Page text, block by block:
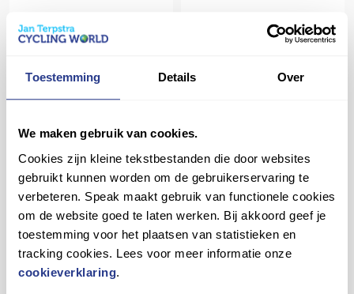
Toestemming Details Over
We maken gebruik van cookies.
Cookies zijn kleine tekstbestanden die door websites
gebruikt kunnen worden om de gebruikerservaring te
verbeteren. Speak maakt gebruik van functionele cookies
om de website goed te laten werken. Bij akkoord geef je
toestemming voor het plaatsen van statistieken en
tracking cookies. Lees voor meer informatie onze
cookieverklaring.
BATAVUS Altura PT Pro
Vergelijk
BATAVUS Finez PT 2026
Vergelijk